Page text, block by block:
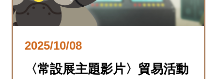
2025/10/08
〈常設展主題影片〉貿易活動